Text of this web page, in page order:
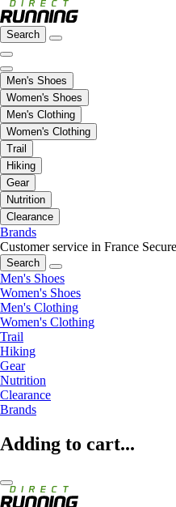
Search
Men's Shoes
Women's Shoes
Men's Clothing
Women's Clothing
Trail
Hiking
Gear
Nutrition
Clearance
Brands
Customer service in France
Search
Men's Shoes
Women's Shoes
Men's Clothing
Women's Clothing
Trail
Hiking
Gear
Nutrition
Clearance
Brands
Adding to cart...